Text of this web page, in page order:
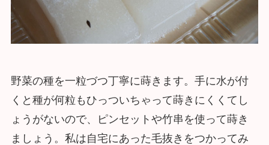
野菜の種を一粒づつ丁寧に蒔きます。手に水が付
くと種が何粒もひっついちゃって蒔きにくくてし
ょうがないので、ピンセットや竹串を使って蒔き
ましょう。私は自宅にあった毛抜きをつかってみ